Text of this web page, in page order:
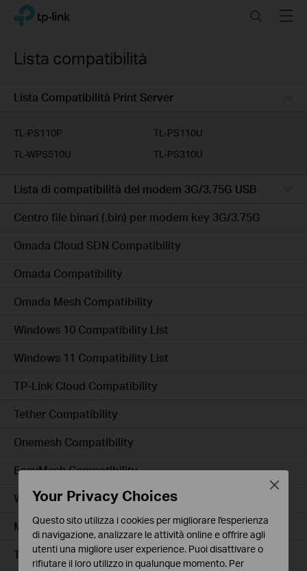
Click
navigation
TP-Link, Reliably Smart SearchMenu
Lista compatibilità
Lista Compatibilità Print Server
TL-PS110P
TL-PS110U
TL-WPS510U
TL-PS310U
Lista di compatibilità dei modem 3G/3.75G USB
Centro file binari (.bin) per modem key 3G/3.75G
Omada Cloud SDN Compatibility
Omada Compatibility
Omada Mesh Compatibility
Windows 10 Compatibility List
Windows 11 Compatibility List
TP-Link Cloud Compatibility
Tether Compatibility
Onemesh Compatibility
EasyMesh Compatibility
WPA3 Compatibility
Matter Compatibility
Tapo H500 Compatibility
Your Privacy Choices
Questo sito utilizza i cookies per migliorare l'esperienza
di navigazione, analizzare le attività online e offrire agli
utenti una migliore user experience. Puoi disattivare o
rifiutare il loro utilizzo in qualunque momento. Per
Close